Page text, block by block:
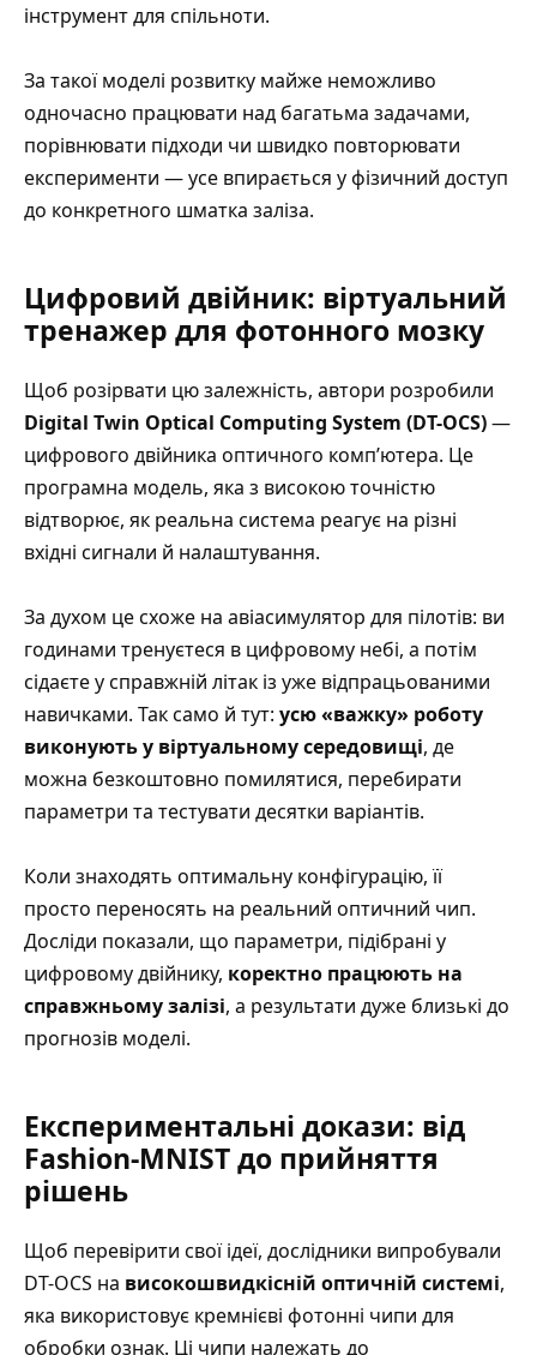
інструмент для спільноти.
За такої моделі розвитку майже неможливо
одночасно працювати над багатьма задачами,
порівнювати підходи чи швидко повторювати
експерименти — усе впирається у фізичний доступ
до конкретного шматка заліза.
Цифровий двійник: віртуальний
тренажер для фотонного мозку
Щоб розірвати цю залежність, автори розробили
Digital Twin Optical Computing System (DT-OCS)—
цифрового двійника оптичного комп’ютера. Це
програмна модель, яка з високою точністю
відтворює, як реальна система реагує на різні
вхідні сигнали й налаштування.
За духом це схоже на авіасимулятор для пілотів: ви
годинами тренуєтеся в цифровому небі, а потім
сідаєте у справжній літак із уже відпрацьованими
навичками. Так само й тут: усю «важку» роботу
виконують у віртуальному середовищі, де
можна безкоштовно помилятися, перебирати
параметри та тестувати десятки варіантів.
Коли знаходять оптимальну конфігурацію, її
просто переносять на реальний оптичний чип.
Досліди показали, що параметри, підібрані у
цифровому двійнику, коректно працюють на
справжньому залізі, а результати дуже близькі до
прогнозів моделі.
Експериментальні докази: від
Fashion-MNIST до прийняття
рішень
Щоб перевірити свої ідеї, дослідники випробували
DT-OCS на високошвидкісній оптичній системі,
яка використовує кремнієві фотонні чипи для
обробки ознак. Ці чипи належать до